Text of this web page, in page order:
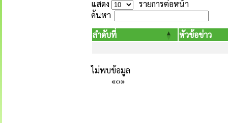
แสดง
รายการต่อหน้า
ค้นหา
ลำดับที่
หัวข้อข่าว
ไม่พบข้อมูล
«‹›»